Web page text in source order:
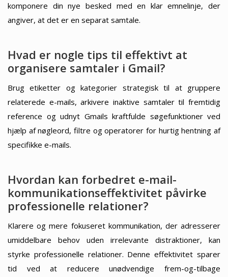
komponere din nye besked med en klar emnelinje, der
angiver, at det er en separat samtale.
Hvad er nogle tips til effektivt at
organisere samtaler i Gmail?
Brug etiketter og kategorier strategisk til at gruppere
relaterede e-mails, arkivere inaktive samtaler til fremtidig
reference og udnyt Gmails kraftfulde søgefunktioner ved
hjælp af nøgleord, filtre og operatorer for hurtig hentning af
specifikke e-mails.
Hvordan kan forbedret e-mail-
kommunikationseffektivitet påvirke
professionelle relationer?
Klarere og mere fokuseret kommunikation, der adresserer
umiddelbare behov uden irrelevante distraktioner, kan
styrke professionelle relationer. Denne effektivitet sparer
tid ved at reducere unødvendige frem-og-tilbage